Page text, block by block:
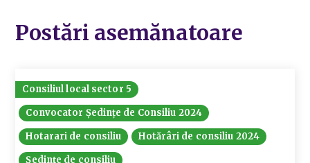
Postări asemănatoare
Consiliul local sector 5
Convocator Ședințe de Consiliu 2024
Hotarari de consiliu
Hotărâri de consiliu 2024
Ședințe de consiliu